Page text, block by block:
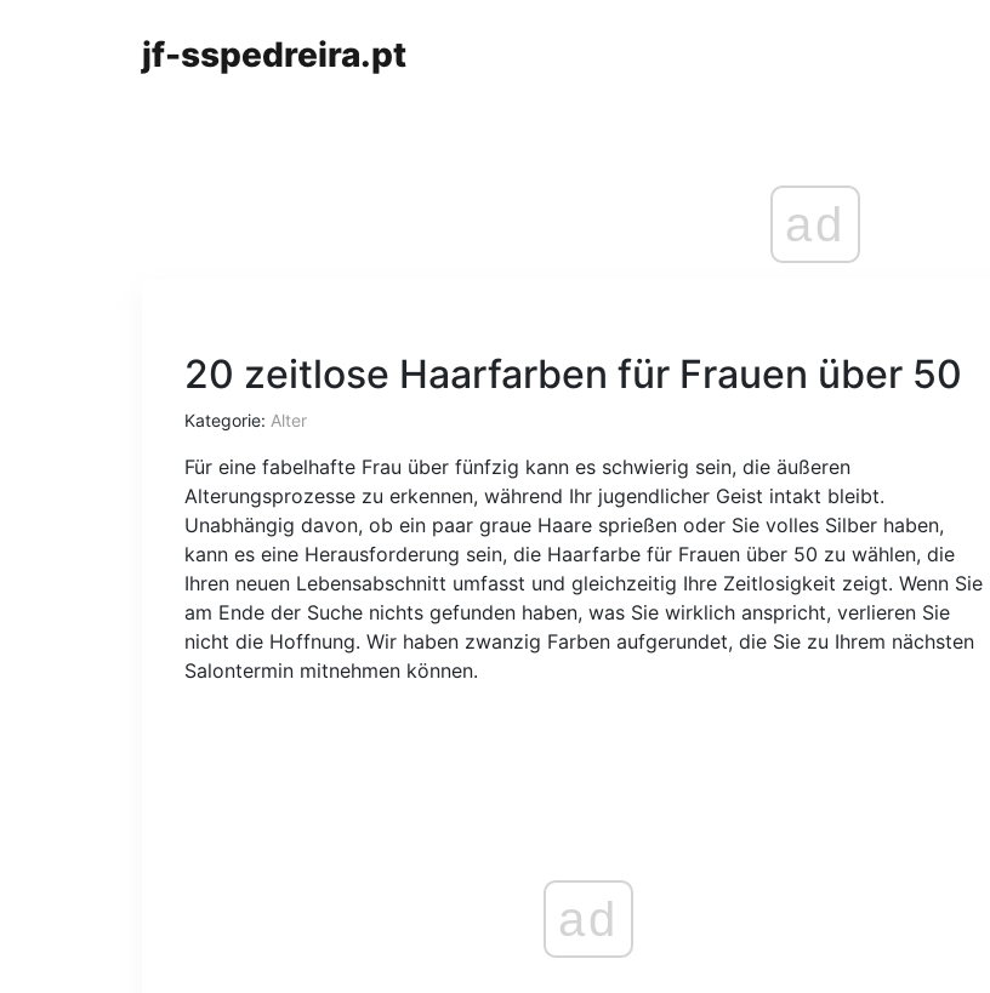
jf-sspedreira.pt
ad
20 zeitlose Haarfarben für Frauen über 50
Kategorie: Alter
Für eine fabelhafte Frau über fünfzig kann es schwierig sein, die äußeren
Alterungsprozesse zu erkennen, während Ihr jugendlicher Geist intakt bleibt.
Unabhängig davon, ob ein paar graue Haare sprießen oder Sie volles Silber haben,
kann es eine Herausforderung sein, die Haarfarbe für Frauen über 50 zu wählen, die
Ihren neuen Lebensabschnitt umfasst und gleichzeitig Ihre Zeitlosigkeit zeigt. Wenn Sie
am Ende der Suche nichts gefunden haben, was Sie wirklich anspricht, verlieren Sie
nicht die Hoffnung. Wir haben zwanzig Farben aufgerundet, die Sie zu Ihrem nächsten
Salontermin mitnehmen können.
ad